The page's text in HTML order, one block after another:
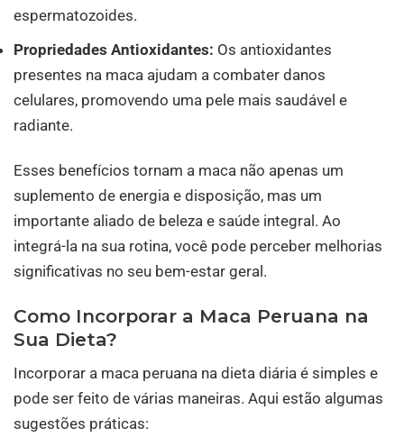
espermatozoides.
Propriedades Antioxidantes: Os antioxidantes
presentes na maca ajudam a combater danos
celulares, promovendo uma pele mais saudável e
radiante.
Esses benefícios tornam a maca não apenas um
suplemento de energia e disposição, mas um
importante aliado de beleza e saúde integral. Ao
integrá-la na sua rotina, você pode perceber melhorias
significativas no seu bem-estar geral.
Como Incorporar a Maca Peruana na
Sua Dieta?
Incorporar a maca peruana na dieta diária é simples e
pode ser feito de várias maneiras. Aqui estão algumas
sugestões práticas: